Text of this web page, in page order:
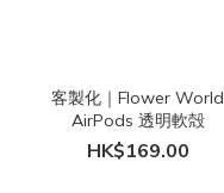
客製化｜Flower World
AirPods 透明軟殻
HK$169.00